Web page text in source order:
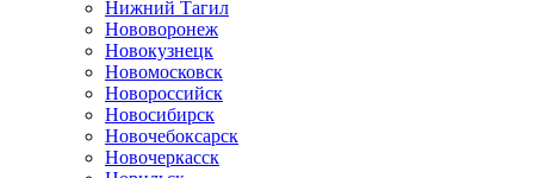
Нижний Тагил
Нововоронеж
Новокузнецк
Новомосковск
Новороссийск
Новосибирск
Новочебоксарск
Новочеркасск